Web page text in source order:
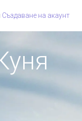
Създаване на акаунт